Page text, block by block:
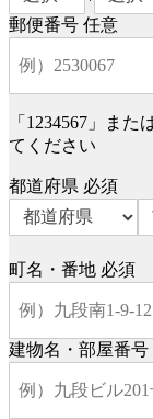
郵便番号 任意
「1234567」ま
てください
都道府県 必須
町名・番地 必須
建物名・部屋番号